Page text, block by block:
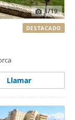
1/19
Llamar
DESTACADO